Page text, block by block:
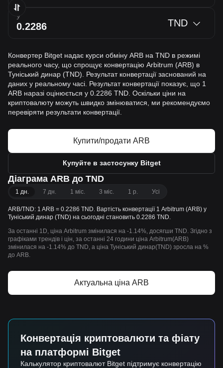
У TND
Конвертер Bitget надає курси обміну ARB на TND в режимі
реального часу, що спрощує конвертацію Arbitrum (ARB) в
Туніський динар (TND). Результат конвертації заснований на
даних у реальному часі. Результат конвертації показує, що 1
ARB наразі оцінюється у 0.2286 TND. Оскільки ціни на
криптовалюту можуть швидко змінюватися, ми рекомендуємо
перевіряти результати конвертації.
Купити/продати ARB
Купуйте в застосунку Bitget
Діаграма ARB до TND
1 дн. 7 дн. 1 міс. 3 міс. 1 р. Усі
ARB/TND: 1 ARB = 0.2286 TND. Вартість конвертації 1 Arbitrum (ARB) у
Туніський динар (TND) на сьогодні становить 0.2286 TND.
За останні 1D, ціна Arbitrum змінилася на -1.14%, досягши TND. Згідно з
графіками трендів і цін, за останні 24 години ціна Arbitrum(ARB)
змінилася на -1.14% до TND, а ціна Туніський динар(TND) зросла на %
до ARB.
Актуальна ціна ARB
Конвертація криптовалюти та фіату
на платформі Bitget
Калькулятор криптовалют Bitget підтримує конвертацію